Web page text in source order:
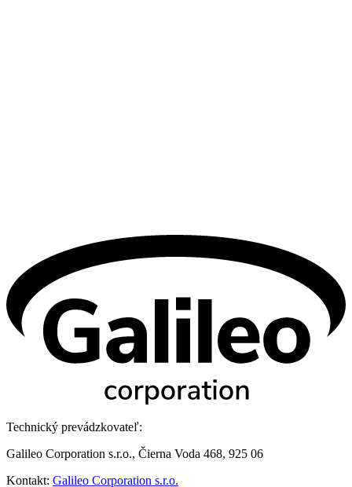
Technický prevádzkovateľ:
Galileo Corporation s.r.o., Čierna Voda 468, 925 06
Kontakt: Galileo Corporation s.r.o.